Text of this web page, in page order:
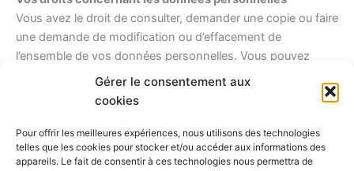
Gérer le consentement aux
cookies
Pour offrir les meilleures expériences, nous utilisons des technologies
telles que les cookies pour stocker et/ou accéder aux informations des
appareils. Le fait de consentir à ces technologies nous permettra de
Vous avez le droit de consulter, demander une copie ou faire
une demande de modification ou d’effacement de
l’ensemble de vos données personnelles. Vous pouvez
également retirer votre consentement au traitement de vos
Contact délégué à la protection des données
Vous pouvez nous contacter par email :